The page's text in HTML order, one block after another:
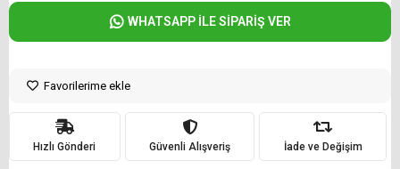
WHATSAPP İLE SİPARİŞ VER
Favorilerime ekle
Hızlı Gönderi Güvenli Alışveriş İade ve Değişim